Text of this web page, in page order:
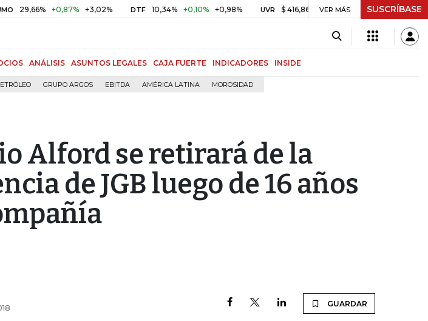
+0,87% +3,02% DTF 10,34% +0,10% +0,98% UVR $ 416,86 +$ 0,05 +0,01% BITCOIN US$
VER MÁS SUSCRÍBASE
ANÁLISIS ASUNTOS LEGALES CAJA FUERTE INDICADORES INSIDE
GRUPO ARGOS EBITDA AMÉRICA LATINA MOROSIDAD
Alford se retirará de la
de JGB luego de 16 años
GUARDAR